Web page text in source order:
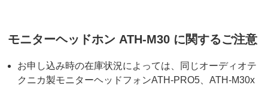
モニターヘッドホン ATH-M30 に関するご注意
お申し込み時の在庫状況によっては、同じオーディオテ
クニカ製モニターヘッドフォンATH-PRO5、ATH-M30x